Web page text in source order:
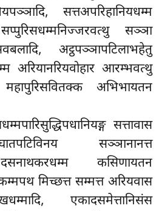
सत्तअपरिहानियधम्म
सञ्ञा
अट्ठपञ्ञापटिलाभहेतु
अरियानरियवोहार आरम्भवत्थु
अभिभायतन
सत्तावास
सञ्ञानानत्त
कसिणायतन
मिच्छत्त सम्मत्त अरियवास
एकादसमेत्तानिसंस